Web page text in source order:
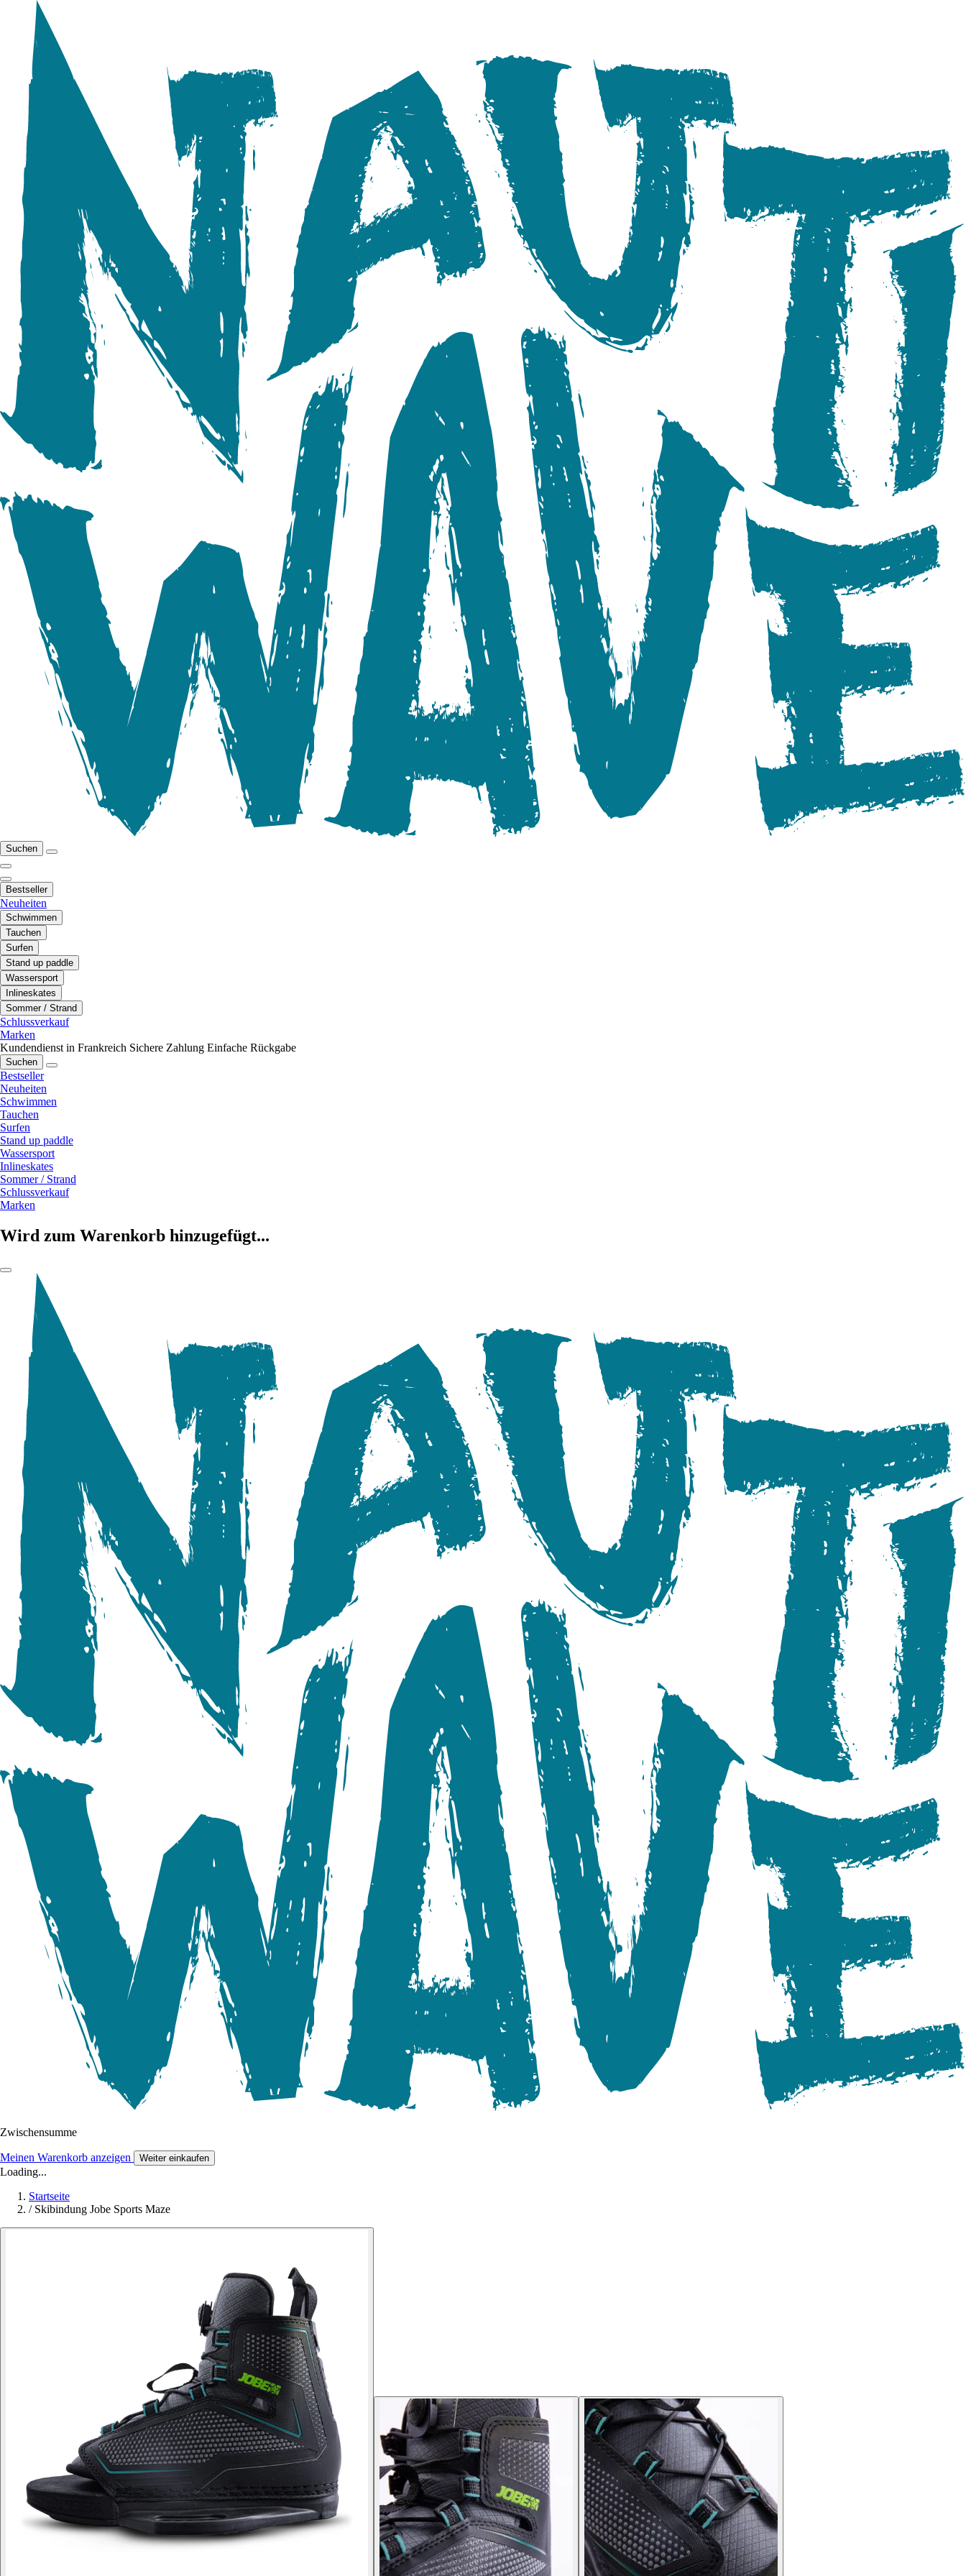
Suchen
Bestseller
Neuheiten
Schwimmen
Tauchen
Surfen
Stand up paddle
Wassersport
Inlineskates
Sommer / Strand
Schlussverkauf
Marken
Kundendienst in Frankreich Sichere Zahlung Einfache Rückgabe
Suchen
Bestseller
Neuheiten
Schwimmen
Tauchen
Surfen
Stand up paddle
Wassersport
Inlineskates
Sommer / Strand
Schlussverkauf
Marken
Wird zum Warenkorb hinzugefügt...
Zwischensumme
Meinen Warenkorb anzeigen Weiter einkaufen
Loading...
Startseite
/ Skibindung Jobe Sports Maze